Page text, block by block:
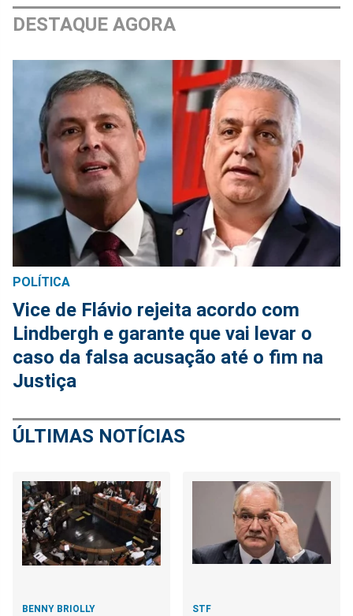
DESTAQUE AGORA
POLÍTICA
Vice de Flávio rejeita acordo com
Lindbergh e garante que vai levar o
caso da falsa acusação até o fim na
Justiça
ÚLTIMAS NOTÍCIAS
BENNY BRIOLLY STF